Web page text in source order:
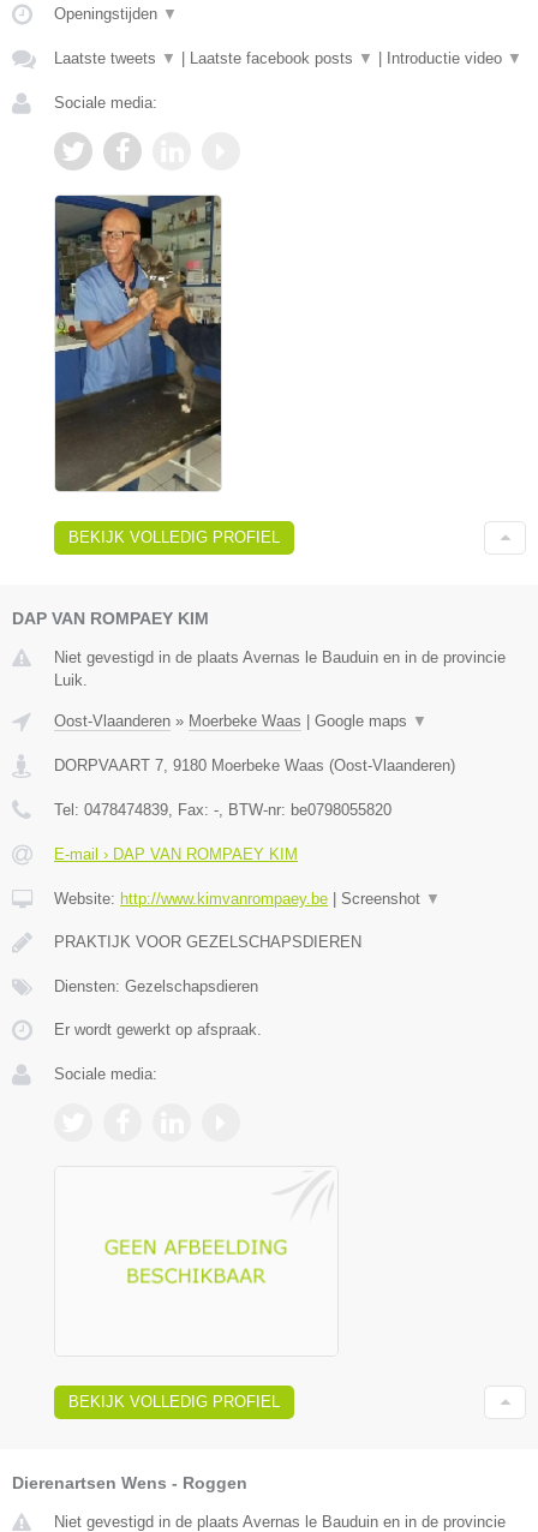
Openingstijden ▼
Laatste tweets ▼ | Laatste facebook posts ▼ | Introductie video ▼
Sociale media:
BEKIJK VOLLEDIG PROFIEL
DAP VAN ROMPAEY KIM
Niet gevestigd in de plaats Avernas le Bauduin en in de provincie
Luik.
Oost-Vlaanderen » Moerbeke Waas Google maps ▼
DORPVAART 7, 9180 Moerbeke Waas (Oost-Vlaanderen)
Tel: 0478474839, Fax: -, BTW-nr: be0798055820
E-mail › DAP VAN ROMPAEY KIM
Website: http://www.kimvanrompaey.be Screenshot ▼
PRAKTIJK VOOR GEZELSCHAPSDIEREN
Diensten: Gezelschapsdieren
Er wordt gewerkt op afspraak.
Sociale media:
BEKIJK VOLLEDIG PROFIEL
Dierenartsen Wens - Roggen
Niet gevestigd in de plaats Avernas le Bauduin en in de provincie